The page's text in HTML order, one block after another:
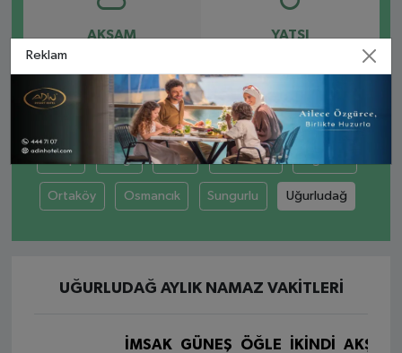
AKŞAM YATSI
Bayat Boğazkale Dodurga
Kargı Laçin Mecitözü
Ortaköy Osmancık Sungurlu Uğurludağ
UĞURLUDAĞ AYLIK NAMAZ VAKITLERI
İMSAK GÜNEŞ ÖĞLE İKINDI
AKŞAM
Reklam